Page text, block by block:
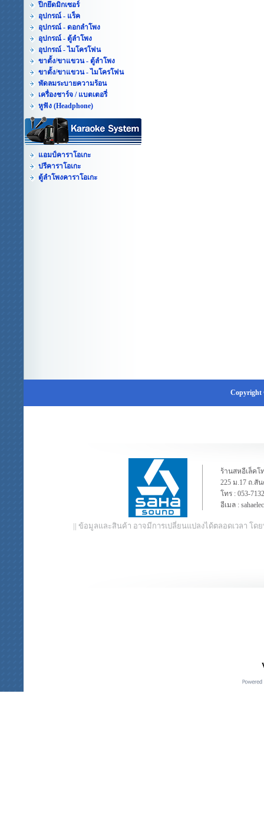
ปีกยึดมิกเซอร์
อุปกรณ์ - แร็ค
อุปกรณ์ - ดอกลำโพง
อุปกรณ์ - ตู้ลำโพง
อุปกรณ์ - ไมโครโฟน
ขาตั้ง/ขาแขวน - ตู้ลำโพง
ขาตั้ง/ขาแขวน - ไมโครโฟน
พัดลมระบายความร้อน
เครื่องชาร์จ / แบตเตอรี่
หูฟัง (Headphone)
แอมป์คาราโอเกะ
ปรีคาราโอเกะ
ตู้ลำโพงคาราโอเกะ
Copyright
ร้านสหอีเล็คโ
225 ม.17 ถ.สั
โทร : 053-
อีเมล :
|| ข้อมูลและสินค้า อาจมีการเปลี่ยนแปลงได้ตลอดเวลา โ